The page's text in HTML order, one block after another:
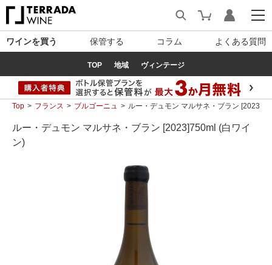
ワインを買う 保管する コラム よくある質問
TOP 地域 ヴィンテージ
Top フランス ブルゴーニュ ルー・デュモン マルサネ・ブラン
ルー・デュモン マルサネ・ブラン [2023]750ml (白ワイ
ン)